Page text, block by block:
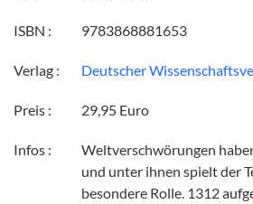
ISBN : 9783868881653
Verlag : Deutscher
Preis : 29,95 Euro
Infos :
Weltverschwörungen
und unter ihnen spielt der
besondere Rolle. 1312